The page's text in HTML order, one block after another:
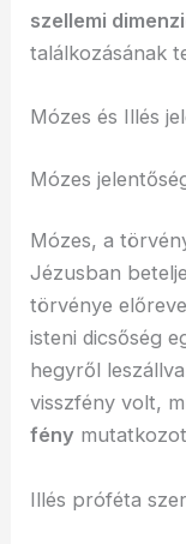
szellemi
találkozásának
Mózes és Illés
Mózes
Mózes, a
Jézusban
törvénye
isteni dicsőség
hegyről
visszfény volt,
fény
Illés próféta